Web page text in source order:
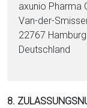
axunio Pharma
Van-der-
22767 Hamburg
Deutschland
8.